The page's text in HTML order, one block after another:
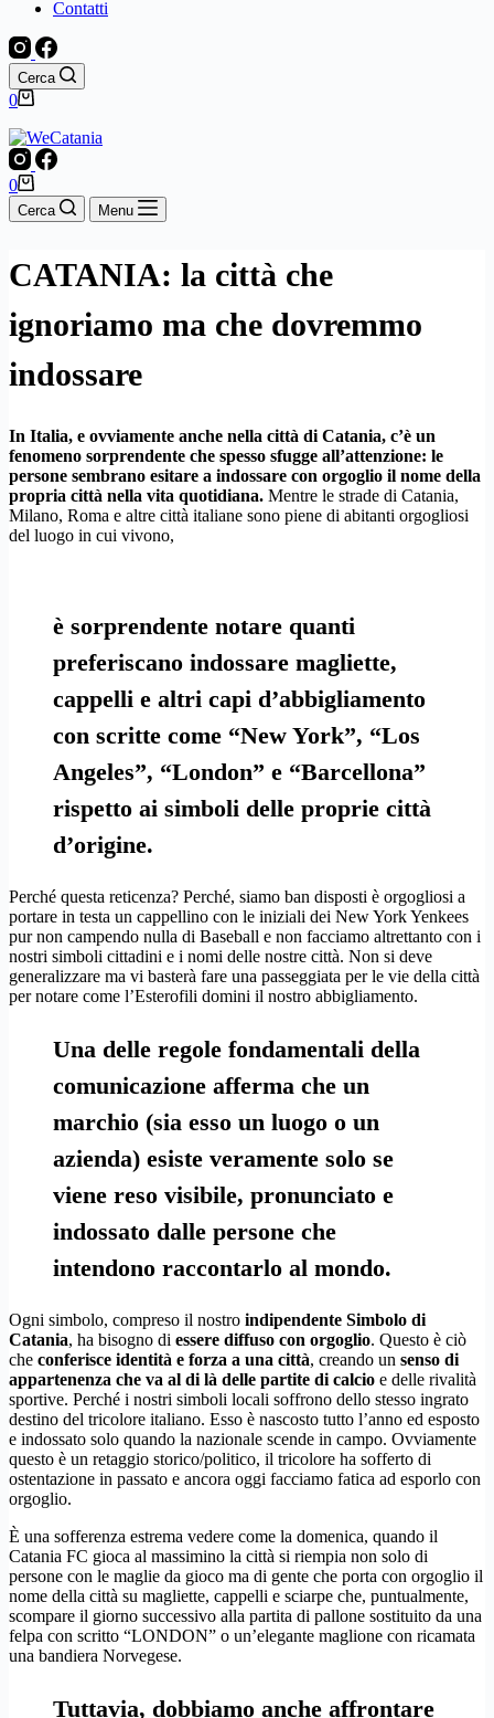
Contatti
Cerca
Carrello
0
Carrello
0
Cerca Menu
CATANIA: la città che
ignoriamo ma che dovremmo
indossare
In Italia, e ovviamente anche nella città di Catania, c’è un
fenomeno sorprendente che spesso sfugge all’attenzione: le
persone sembrano esitare a indossare con orgoglio il nome della
propria città nella vita quotidiana. Mentre le strade di Catania,
Milano, Roma e altre città italiane sono piene di abitanti orgogliosi
del luogo in cui vivono,
è sorprendente notare quanti
preferiscano indossare magliette,
cappelli e altri capi d’abbigliamento
con scritte come “New York”, “Los
Angeles”, “London” e “Barcellona”
rispetto ai simboli delle proprie città
d’origine.
Perché questa reticenza? Perché, siamo ban disposti è orgogliosi a
portare in testa un cappellino con le iniziali dei New York Yenkees
pur non campendo nulla di Baseball e non facciamo altrettanto con i
nostri simboli cittadini e i nomi delle nostre città. Non si deve
generalizzare ma vi basterà fare una passeggiata per le vie della città
per notare come l’Esterofili domini il nostro abbigliamento.
Una delle regole fondamentali della
comunicazione afferma che un
marchio (sia esso un luogo o un
azienda) esiste veramente solo se
viene reso visibile, pronunciato e
indossato dalle persone che
intendono raccontarlo al mondo.
Ogni simbolo, compreso il nostro indipendente Simbolo di
Catania, ha bisogno di essere diffuso con orgoglio. Questo è ciò
che conferisce identità e forza a una città, creando un senso di
appartenenza che va al di là delle partite di calcio e delle rivalità
sportive. Perché i nostri simboli locali soffrono dello stesso ingrato
destino del tricolore italiano. Esso è nascosto tutto l’anno ed esposto
e indossato solo quando la nazionale scende in campo. Ovviamente
questo è un retaggio storico/politico, il tricolore ha sofferto di
ostentazione in passato e ancora oggi facciamo fatica ad esporlo con
orgoglio.
È una sofferenza estrema vedere come la domenica, quando il
Catania FC gioca al massimino la città si riempia non solo di
persone con le maglie da gioco ma di gente che porta con orgoglio il
nome della città su magliette, cappelli e sciarpe che, puntualmente,
scompare il giorno successivo alla partita di pallone sostituito da una
felpa con scritto “LONDON” o un’elegante maglione con ricamata
una bandiera Norvegese.
Tuttavia, dobbiamo anche affrontare